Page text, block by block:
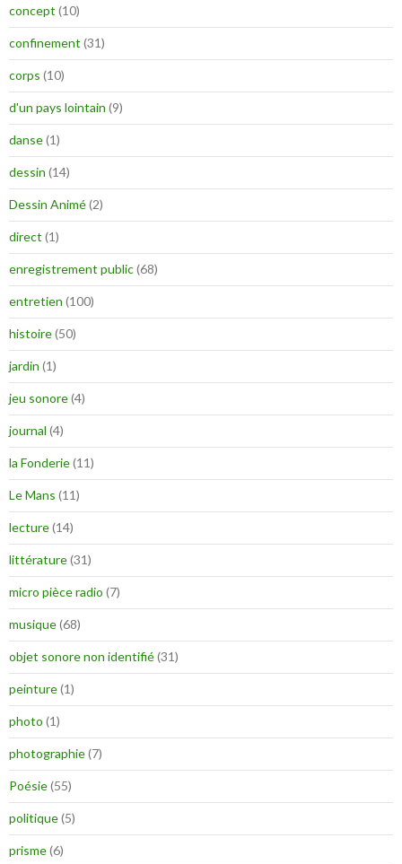
concept (10)
confinement (31)
corps (10)
d'un pays lointain (9)
danse(1)
dessin (14)
Dessin Animé(2)
direct (1)
enregistrement public(68)
entretien (100)
histoire(50)
jardin (1)
jeu sonore(4)
journal (4)
la Fonderie(11)
Le Mans (11)
lecture(14)
littérature(31)
micro pièce radio (7)
musique(68)
objet sonore non identifié(31)
peinture(1)
photo (1)
photographie(7)
Poésie(55)
politique(5)
prisme(6)